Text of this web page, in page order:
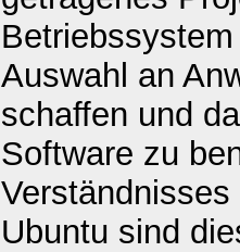
Auswahl an
schaffen und
Software zu
Ubuntu sind